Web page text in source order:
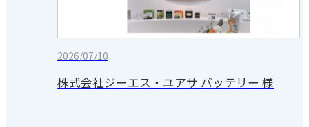
2026/07/10
株式会社ジーエス・ユアサ バッテリー 様